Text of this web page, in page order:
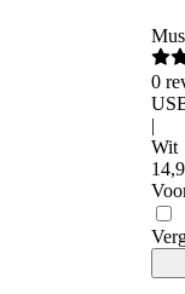
0
|
Wit
14,